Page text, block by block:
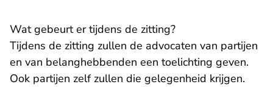
Wat gebeurt er tijdens de zitting?
Tijdens de zitting zullen de advocaten van partijen
en van belanghebbenden een toelichting geven.
Ook partijen zelf zullen die gelegenheid krijgen.